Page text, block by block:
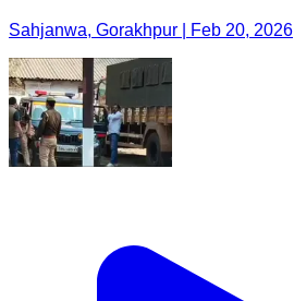
Sahjanwa, Gorakhpur | Feb 20, 2026